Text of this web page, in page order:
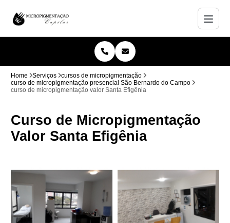
Home Serviços
cursos de micropigmentação
curso de micropigmentação presencial São Bernardo do Campo
curso de micropigmentação valor Santa Efigênia
Curso de Micropigmentação
Valor Santa Efigênia